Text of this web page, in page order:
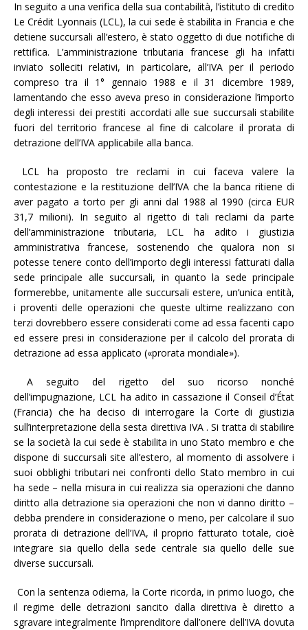
In seguito a una verifica della sua contabilità, l’istituto di credito
Le Crédit Lyonnais (LCL), la cui sede è stabilita in Francia e che
detiene succursali all’estero, è stato oggetto di due notifiche di
rettifica. L’amministrazione tributaria francese gli ha infatti
inviato solleciti relativi, in particolare, all’IVA per il periodo
compreso tra il 1° gennaio 1988 e il 31 dicembre 1989,
lamentando che esso aveva preso in considerazione l’importo
degli interessi dei prestiti accordati alle sue succursali stabilite
fuori del territorio francese al fine di calcolare il prorata di
detrazione dell’IVA applicabile alla banca.
LCL ha proposto tre reclami in cui faceva valere la
contestazione e la restituzione dell’IVA che la banca ritiene di
aver pagato a torto per gli anni dal 1988 al 1990 (circa EUR
31,7 milioni). In seguito al rigetto di tali reclami da parte
dell’amministrazione tributaria, LCL ha adito i giustizia
amministrativa francese, sostenendo che qualora non si
potesse tenere conto dell’importo degli interessi fatturati dalla
sede principale alle succursali, in quanto la sede principale
formerebbe, unitamente alle succursali estere, un’unica entità,
i proventi delle operazioni che queste ultime realizzano con
terzi dovrebbero essere considerati come ad essa facenti capo
ed essere presi in considerazione per il calcolo del prorata di
detrazione ad essa applicato («prorata mondiale»).
A seguito del rigetto del suo ricorso nonché
dell’impugnazione, LCL ha adito in cassazione il Conseil d’État
(Francia) che ha deciso di interrogare la Corte di giustizia
sull’interpretazione della sesta direttiva IVA . Si tratta di stabilire
se la società la cui sede è stabilita in uno Stato membro e che
dispone di succursali site all’estero, al momento di assolvere i
suoi obblighi tributari nei confronti dello Stato membro in cui
ha sede – nella misura in cui realizza sia operazioni che danno
diritto alla detrazione sia operazioni che non vi danno diritto –
debba prendere in considerazione o meno, per calcolare il suo
prorata di detrazione dell’IVA, il proprio fatturato totale, cioè
integrare sia quello della sede centrale sia quello delle sue
diverse succursali.
Con la sentenza odierna, la Corte ricorda, in primo luogo, che
il regime delle detrazioni sancito dalla direttiva è diretto a
sgravare integralmente l’imprenditore dall’onere dell’IVA dovuta